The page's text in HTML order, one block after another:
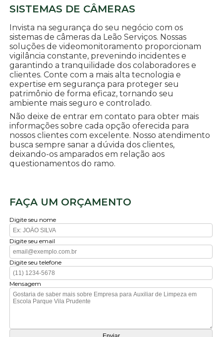
SISTEMAS DE CÂMERAS
Invista na segurança do seu negócio com os
sistemas de câmeras da Leão Serviços. Nossas
soluções de videomonitoramento proporcionam
vigilância constante, prevenindo incidentes e
garantindo a tranquilidade dos colaboradores e
clientes. Conte com a mais alta tecnologia e
expertise em segurança para proteger seu
patrimônio de forma eficaz, tornando seu
ambiente mais seguro e controlado.
Não deixe de entrar em contato para obter mais
informações sobre cada opção oferecida para
nossos clientes com excelente. Nosso atendimento
busca sempre sanar a dúvida dos clientes,
deixando-os amparados em relação aos
questionamentos do ramo.
FAÇA UM ORÇAMENTO
Digite seu nome
Digite seu email
Digite seu telefone
Mensagem